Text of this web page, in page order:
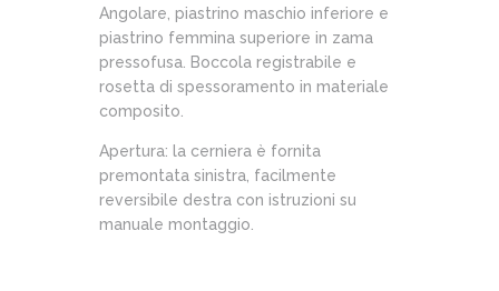
Angolare, piastrino maschio inferiore e
piastrino femmina superiore in zama
pressofusa. Boccola registrabile e
rosetta di spessoramento in materiale
composito.
Apertura: la cerniera è fornita
premontata sinistra, facilmente
reversibile destra con istruzioni su
manuale montaggio.